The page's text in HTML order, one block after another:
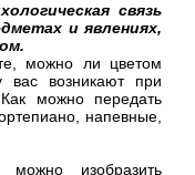
связь
и явлениях,
можно ли цветом
вас возникают при
можно передать
напевные,
изобразить